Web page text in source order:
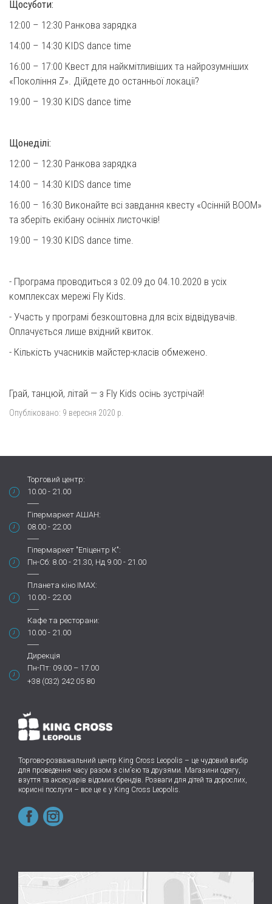
Щосуботи:
12:00 – 12:30 Ранкова зарядка
14:00 – 14:30 KIDS dance time
16:00 – 17:00 Квест для найкмітливіших та найрозумніших
«Покоління Z». Дійдете до останньої локації?
19:00 – 19:30 KIDS dance time
Щонеділі:
12:00 – 12:30 Ранкова зарядка
14:00 – 14:30 KIDS dance time
16:00 – 16:30 Виконайте всі завдання квесту «Осінній BOOM»
та зберіть екібану осінніх листочків!
19:00 – 19:30 KIDS dance time.
- Програма проводиться з 02.09 до 04.10.2020 в усіх
комплексах мережі Fly Kids.
- Участь у програмі безкоштовна для всіх відвідувачів.
Оплачується лише вхідний квиток.
- Кількість учасників майстер-класів обмежено.
Грай, танцюй, літай — з Fly Kids осінь зустрічай!
Опубліковано: 9 вересня 2020 р.
Торговий центр:
10.00 - 21.00
Гіпермаркет АШАН:
08.00 - 22.00
Гіпермаркет "Епіцентр К":
Пн-Сб: 8.00 - 21.30, Нд 9.00 - 21.00
Планета кіно IMAX:
10.00 - 22.00
Кафе та ресторани:
10.00 - 21.00
Дирекція
Пн-Пт: 09.00 – 17.00
+38 (032) 242 05 80
Торгово-розважальний центр King Cross Leopolis – це чудовий вибір
для проведення часу разом з сім’єю та друзями. Магазини одягу,
взуття та аксесуарів відомих брендів. Розваги для дітей та дорослих,
корисні послуги – все це є у King Cross Leopolis.